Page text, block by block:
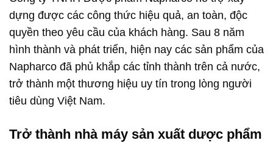
dựng được các công thức hiệu quả, an toàn, độc
quyền theo yêu cầu của khách hàng. Sau 8 năm
hình thành và phát triển, hiện nay các sản phẩm của
Napharco đã phủ khắp các tỉnh thành trên cả nước,
trở thành một thương hiệu uy tín trong lòng người
tiêu dùng Việt Nam.
Trở thành nhà máy sản xuất dược phẩm